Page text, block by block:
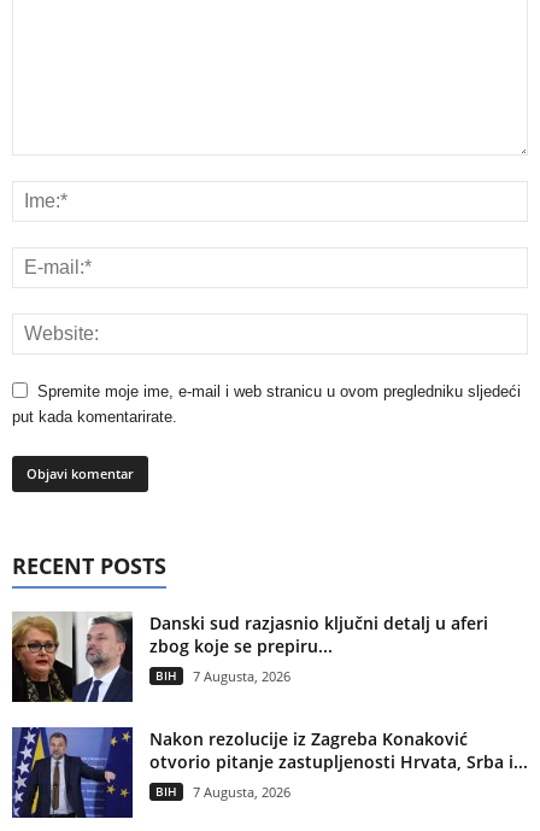
Spremite moje ime, e-mail i web stranicu u ovom pregledniku sljedeći
put kada komentarirate.
RECENT POSTS
Danski sud razjasnio ključni detalj u aferi
zbog koje se prepiru...
BIH 7 Augusta, 2026
Nakon rezolucije iz Zagreba Konaković
otvorio pitanje zastupljenosti Hrvata, Srba i...
BIH 7 Augusta, 2026